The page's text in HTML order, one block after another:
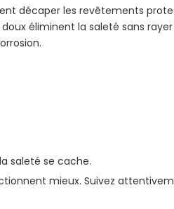
décaper les revêtements
éliminent la saleté sans rayer
saleté se cache.
mieux. Suivez